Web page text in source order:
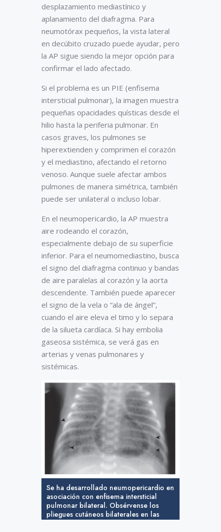
desplazamiento mediastínico y
aplanamiento del diafragma. Para
neumotórax pequeños, la vista lateral
en decúbito cruzado puede ayudar, pero
la AP sigue siendo la mejor opción para
confirmar el lado afectado.
Si el problema es un PIE (enfisema
intersticial pulmonar), la imagen muestra
pequeñas opacidades quísticas desde el
hilio hasta la periferia pulmonar. En
casos graves, los pulmones se
hiperextienden y comprimen el corazón
y el mediastino, afectando el retorno
venoso. Aunque suele afectar ambos
pulmones de manera simétrica, también
puede ser unilateral o incluso lobar.
En el neumopericardio, la AP muestra
aire rodeando el corazón,
especialmente debajo de su superficie
inferior. Para el neumomediastino, busca
el signo del diafragma continuo y bandas
de aire paralelas al corazón y la aorta
descendente. También puede aparecer
el signo de la vela o “ala de ángel”,
cuando el aire eleva el timo y lo separa
de la silueta cardíaca. Si hay embolia
gaseosa sistémica, se verá gas en
arterias y venas pulmonares y
sistémicas.
Se ha desarrollado neumopericardio en
asociación con enfisema intersticial
pulmonar bilateral. Obsérvense los
pliegues cutáneos bilaterales en las
bases simulando un neumotórax